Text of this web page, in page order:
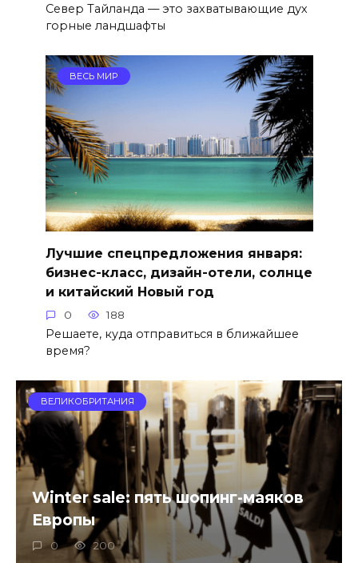
Север Тайланда — это захватывающие дух
горные ландшафты
ВЕСЬ МИР
Лучшие спецпредложения января:
бизнес-класс, дизайн-отели, солнце
и китайский Новый год
0 188
Решаете, куда отправиться в ближайшее
время?
ВЕЛИКОБРИТАНИЯ
Winter sale: пять шопинг-маяков
Европы
0 200